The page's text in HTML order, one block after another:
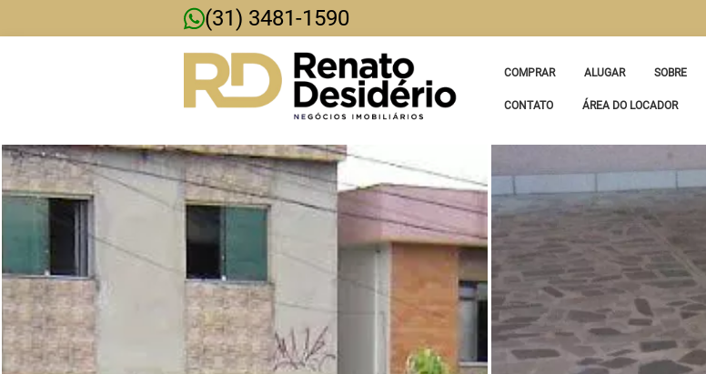
(31) 3481-1590
COMPRAR ALUGAR SOBRE
CONTATO ÁREA DO LOCADOR